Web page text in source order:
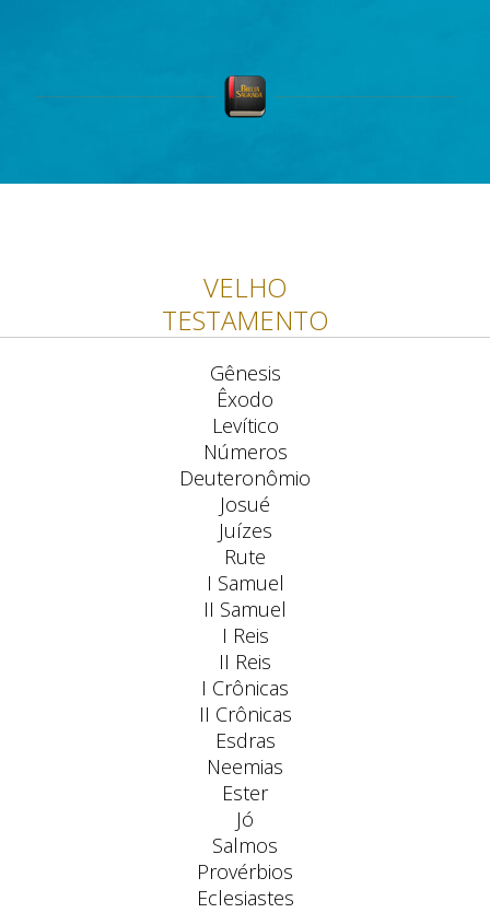
VELHO
TESTAMENTO
Gênesis
Êxodo
Levítico
Números
Deuteronômio
Josué
Juízes
Rute
I Samuel
II Samuel
I Reis
II Reis
I Crônicas
II Crônicas
Esdras
Neemias
Ester
Jó
Salmos
Provérbios
Eclesiastes